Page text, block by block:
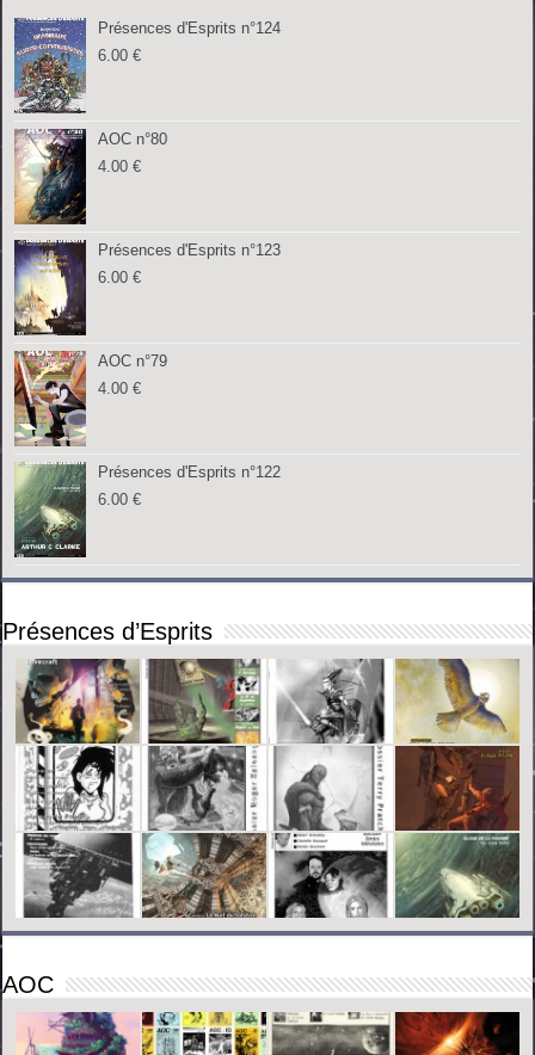
Présences d'Esprits n°124
6.00€
AOC n°80
4.00€
Présences d'Esprits n°123
6.00€
AOC n°79
4.00€
Présences d'Esprits n°122
6.00€
Présences d’Esprits
AOC